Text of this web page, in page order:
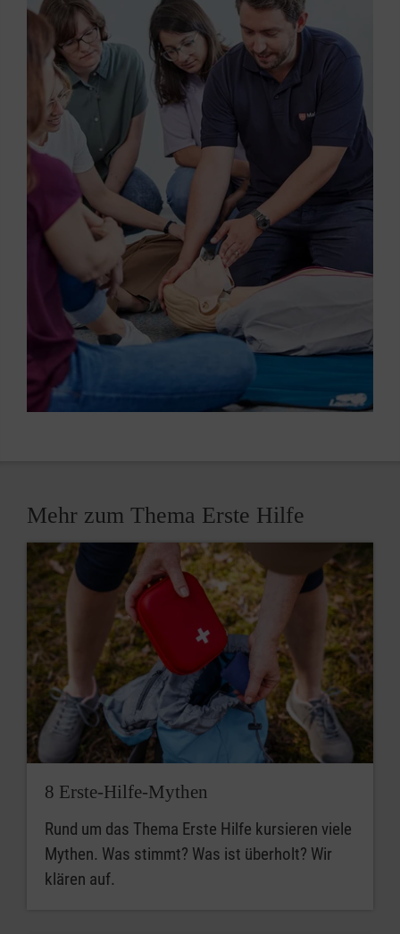
Mehr zum Thema Erste Hilfe
8 Erste-Hilfe-Mythen
Rund um das Thema Erste Hilfe kursieren viele
Mythen. Was stimmt? Was ist überholt? Wir
klären auf.